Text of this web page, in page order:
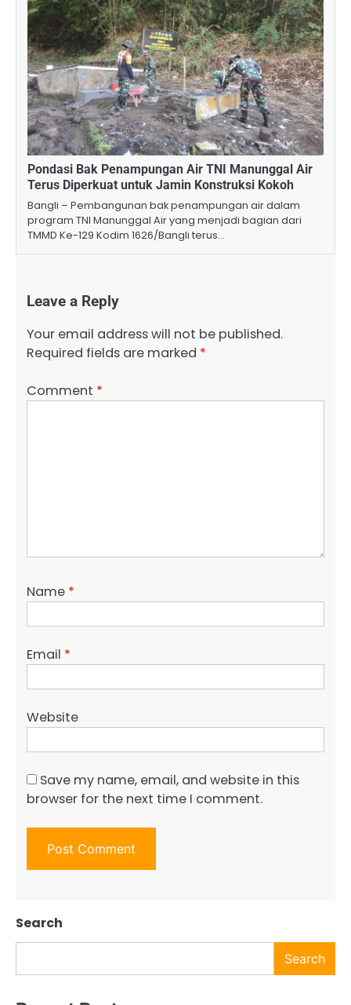
Pondasi Bak Penampungan Air TNI Manunggal Air
Terus Diperkuat untuk Jamin Konstruksi Kokoh
Bangli – Pembangunan bak penampungan air dalam
program TNI Manunggal Air yang menjadi bagian dari
TMMD Ke-129 Kodim 1626/Bangli terus…
Leave a Reply
Your email address will not be published.
Required fields are marked *
Comment *
Name *
Email *
Website
Save my name, email, and website in this
browser for the next time I comment.
Search
Search